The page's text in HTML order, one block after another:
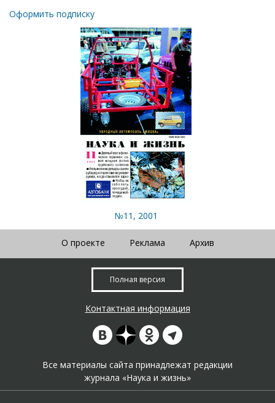
Оформить подписку
№11, 2001
О проекте Реклама Архив
Полная версия
Контактная информация
Все материалы сайта принадлежат редакции
журнала «Наука и жизнь»